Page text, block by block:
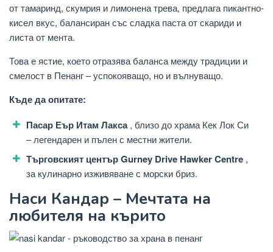
от тамаринд, скумрия и лимонена трева, предлага пикантно-
кисел вкус, балансиран със сладка паста от скариди и
листа от мента.
Това е ястие, което отразява баланса между традиции и
смелост в Пенанг – успокояващо, но и вълнуващо.
Къде да опитате:
Пасар Еър Итам Лакса, близо до храма Кек Лок Си
– легендарен и пълен с местни жители.
Търговският център Gurney Drive Hawker Centre ,
за кулинарно изживяване с морски бриз.
Наси Кандар – Мечтата на
любителя на кърито